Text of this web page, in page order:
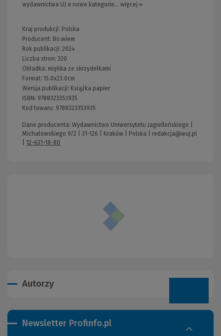
wydawnictwa UJ o nowe kategorie... więcej→
Kraj produkcji: Polska
Producent: Bo.wiem
Rok publikacji: 2024
Liczba stron: 320
Okładka: miękka ze skrzydełkami
Format: 15.0x23.0cm
Wersja publikacji: Książka papier
ISBN: 9788323353935
Kod towaru: 9788323353935
Dane producenta: Wydawnictwo Uniwersytetu Jagiellońskiego |
Michałowskiego 9/2 | 31-126 | Kraków | Polska | redakcja@wuj.pl
12-631-18-80
Autorzy
Newsletter Profinfo.pl